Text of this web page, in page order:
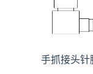
手抓接头针